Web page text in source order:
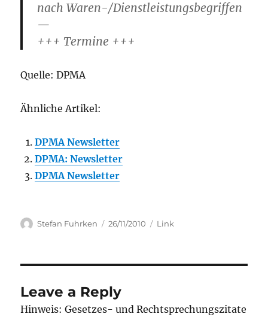
nach Waren-/Dienstleistungsbegriffen
—
+++ Termine +++
Quelle: DPMA
Ähnliche Artikel:
DPMA Newsletter
DPMA: Newsletter
DPMA Newsletter
Author
Stefan Fuhrken
Posted
26/11/2010 Categories
Link
Leave a Reply
Hinweis: Gesetzes- und Rechtsprechungszitate